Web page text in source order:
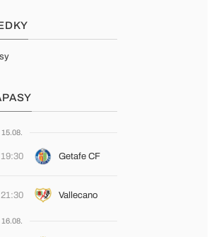
15.08.
19:30 Getafe CF
21:30 Vallecano
16.08.